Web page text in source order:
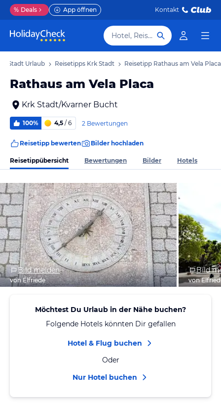
% Deals App öffnen Kontakt
Hotel, Reiseziel
Stadt Urlaub Reisetipps Krk Stadt Reisetipp Rathaus am Vela Placa
Rathaus am Vela Placa
Krk Stadt/Kvarner Bucht
100% 4,5 / 6 2 Bewertungen
Reisetipp bewerten Bilder hochladen
Reisetippübersicht Bewertungen Bilder Hotels
Bild melden
von Elfriede
Bild
von
Möchtest Du Urlaub in der Nähe buchen?
Folgende Hotels könnten Dir gefallen
Hotel & Flug buchen
Oder
Nur Hotel buchen